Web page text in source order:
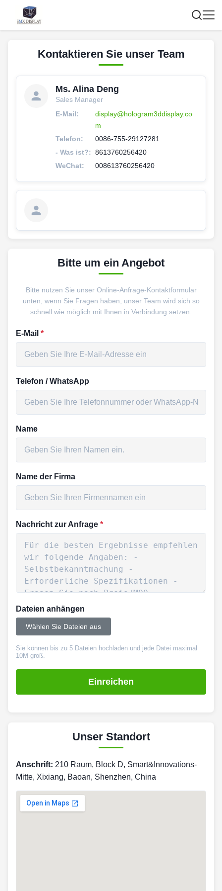
Kontaktieren Sie unser Team
Ms. Alina Deng
Sales Manager
E-Mail:
display@hologram3ddisplay.co
m
Telefon:
0086-755-29127281
- Was ist?: 8613760256420
WeChat:
008613760256420
Bitte um ein Angebot
Bitte nutzen Sie unser Online-Anfrage-Kontaktformular
unten, wenn Sie Fragen haben, unser Team wird sich so
schnell wie möglich mit Ihnen in Verbindung setzen.
E-Mail *
Telefon / WhatsApp
Name
Name der Firma
Nachricht zur Anfrage *
Dateien anhängen
Wählen Sie Dateien aus
Sie können bis zu 5 Dateien hochladen und jede Datei maximal
10M groß.
Einreichen
Unser Standort
Anschrift: 210 Raum, Block D, Smart&Innovations-
Mitte, Xixiang, Baoan, Shenzhen, China